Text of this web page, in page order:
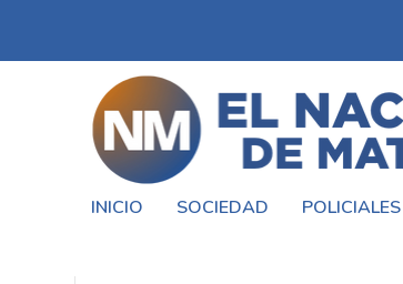
INICIO SOCIEDAD POLICIALES